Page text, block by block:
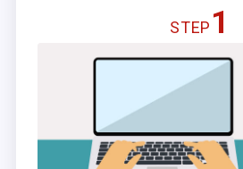
STEP 1